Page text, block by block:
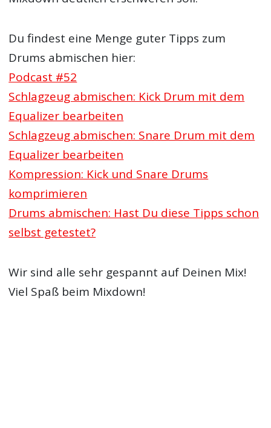
Du findest eine Menge guter Tipps zum
Drums abmischen hier:
Podcast #52
Schlagzeug abmischen: Kick Drum mit dem
Equalizer bearbeiten
Schlagzeug abmischen: Snare Drum mit dem
Equalizer bearbeiten
Kompression: Kick und Snare Drums
komprimieren
Drums abmischen: Hast Du diese Tipps schon
selbst getestet?
Wir sind alle sehr gespannt auf Deinen Mix!
Viel Spaß beim Mixdown!